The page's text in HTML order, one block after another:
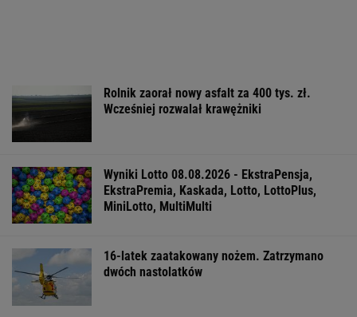
Rolnik zaorał nowy asfalt za 400 tys. zł.
Wcześniej rozwalał krawężniki
Wyniki Lotto 08.08.2026 - EkstraPensja,
EkstraPremia, Kaskada, Lotto, LottoPlus,
MiniLotto, MultiMulti
16-latek zaatakowany nożem. Zatrzymano
dwóch nastolatków